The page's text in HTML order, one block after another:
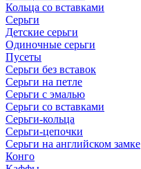
Кольца со вставками
Серьги
Детские серьги
Одиночные серьги
Пусеты
Серьги без вставок
Серьги на петле
Серьги с эмалью
Серьги со вставками
Серьги-кольца
Серьги-цепочки
Серьги на английском замке
Конго